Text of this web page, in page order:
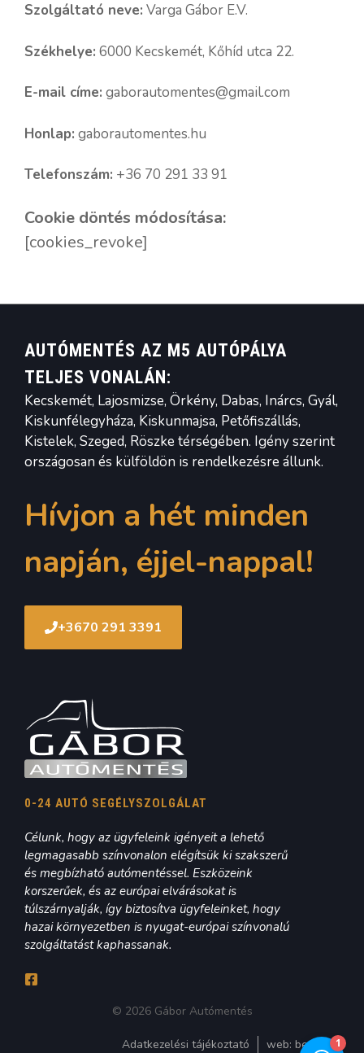
Szolgáltató neve: Varga Gábor E.V.
Székhelye: 6000 Kecskemét, Kőhíd utca 22.
E-mail címe: gaborautomentes@gmail.com
Honlap: gaborautomentes.hu
Telefonszám: +36 70 291 33 91
Cookie döntés módosítása:
[cookies_revoke]
0-24 AUTÓ SEGÉLYSZOLGÁLAT
Célunk, hogy az ügyfeleink igényeit a lehető
legmagasabb színvonalon elégítsük ki szakszerű
és megbízható autómentéssel. Eszközeink
korszerűek, és az európai elvárásokat is
túlszárnyalják, így biztosítva ügyfeleinket, hogy
hazai környezetben is nyugat-európai színvonalú
szolgáltatást kaphassanak.
AUTÓMENTÉS AZ M5 AUTÓPÁLYA
TELJES VONALÁN:
Kecskemét, Lajosmizse, Örkény, Dabas, Inárcs, Gyál,
Kiskunfélegyháza, Kiskunmajsa, Petőfiszállás,
Kistelek, Szeged, Röszke térségében. Igény szerint
országosan és külföldön is rendelkezésre állunk.
Hívjon a hét minden
napján, éjjel-nappal!
+3670 291 3391
© 2026 Gábor Autómentés
Adatkezelési tájékoztató web: bedigital